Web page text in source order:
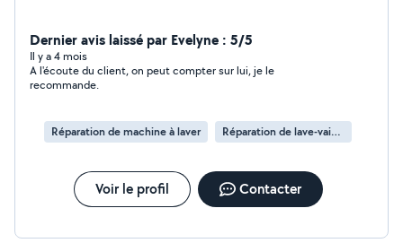
Dernier avis laissé par Evelyne : 5/5
Il y a 4 mois
A l'écoute du client, on peut compter sur lui, je le
recommande.
Réparation de machine à laver Réparation de lave-vaisselle
Voir le profil Contacter